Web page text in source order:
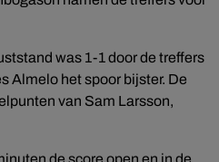
was 1-1 door de treffers
Almelo het spoor bijster. De
van Sam Larsson,
de score open en in de